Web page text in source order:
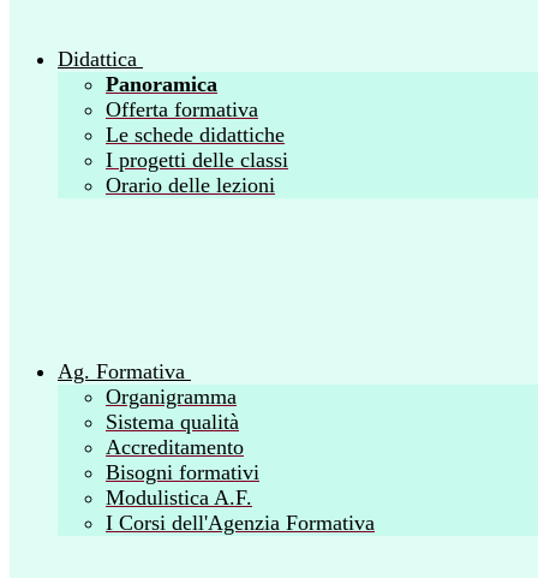
Didattica
Panoramica
Offerta formativa
Le schede didattiche
I progetti delle classi
Orario delle lezioni
Ag. Formativa
Organigramma
Sistema qualità
Accreditamento
Bisogni formativi
Modulistica A.F.
I Corsi dell'Agenzia Formativa